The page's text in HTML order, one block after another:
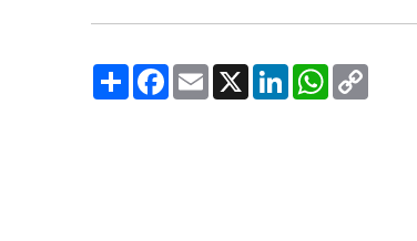
Share Facebook Email LinkedIn WhatsApp